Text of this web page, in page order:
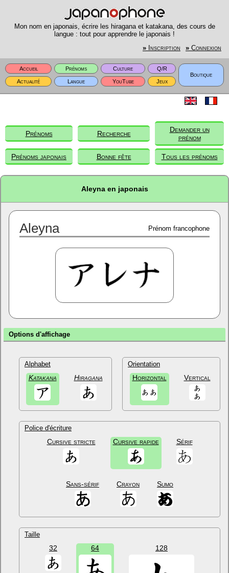
Mon nom en japonais, écrire les hiragana et katakana, des cours de
langue : tout pour apprendre le japonais !
» Inscription » Connexion
Accueil Prénoms Culture
Q/R
Boutique
Actualité
Langue YouTube Jeux
Prénoms Recherche
Demander un
prénom
Prénoms japonais Bonne fête Tous les prénoms
Aleyna en japonais
Aleyna Prénom francophone
Options d'affichage
Alphabet
Katakana Hiragana
Orientation
Horizontal Vertical
Police d'écriture
Cursive stricte Cursive rapide Sérif
Sans-sérif Crayon Sumo
Taille
32 64 128